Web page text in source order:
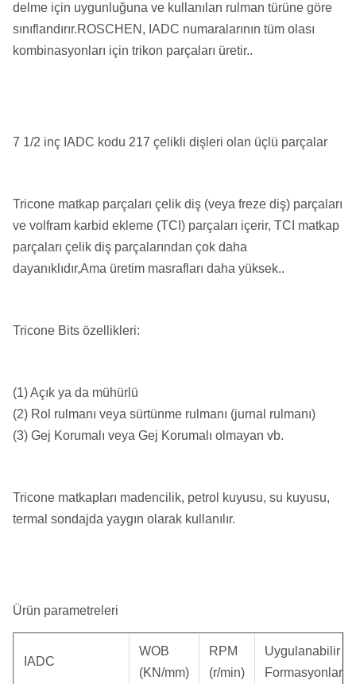
delme için uygunluğuna ve kullanılan rulman türüne göre
sınıflandırır.ROSCHEN, IADC numaralarının tüm olası
kombinasyonları için trikon parçaları üretir..
7 1/2 inç IADC kodu 217 çelikli dişleri olan üçlü parçalar
Tricone matkap parçaları çelik diş (veya freze diş) parçaları
ve volfram karbid ekleme (TCI) parçaları içerir, TCI matkap
parçaları çelik diş parçalarından çok daha
dayanıklıdır,Ama üretim masrafları daha yüksek..
Tricone Bits özellikleri:
(1) Açık ya da mühürlü
(2) Rol rulmanı veya sürtünme rulmanı (jurnal rulmanı)
(3) Gej Korumalı veya Gej Korumalı olmayan vb.
Tricone matkapları madencilik, petrol kuyusu, su kuyusu,
termal sondajda yaygın olarak kullanılır.
Ürün parametreleri
IADC
WOB
(KN/mm)
RPM
(r/min)
Uygulanabilir
Formasyonlar